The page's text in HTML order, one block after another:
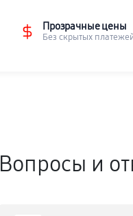
Прозрачные цены
Без скрытых
Вопросы и